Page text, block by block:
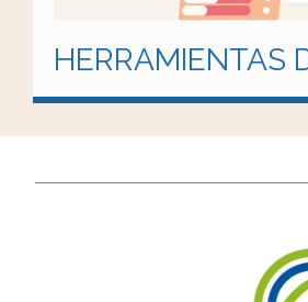
HERRAMIENTAS